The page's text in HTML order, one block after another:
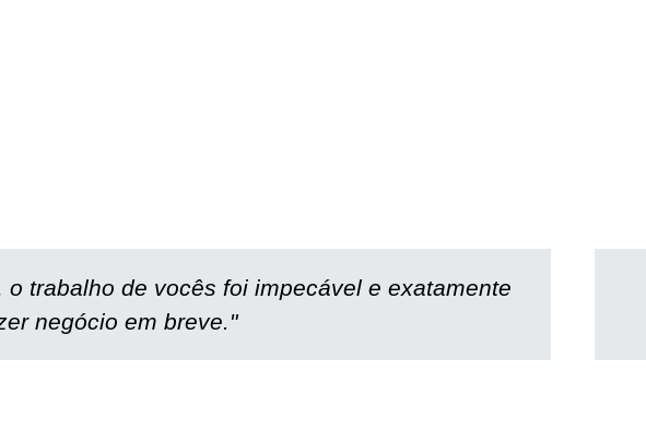
trabalho de vocês foi impecável e exatamente
negócio em breve."